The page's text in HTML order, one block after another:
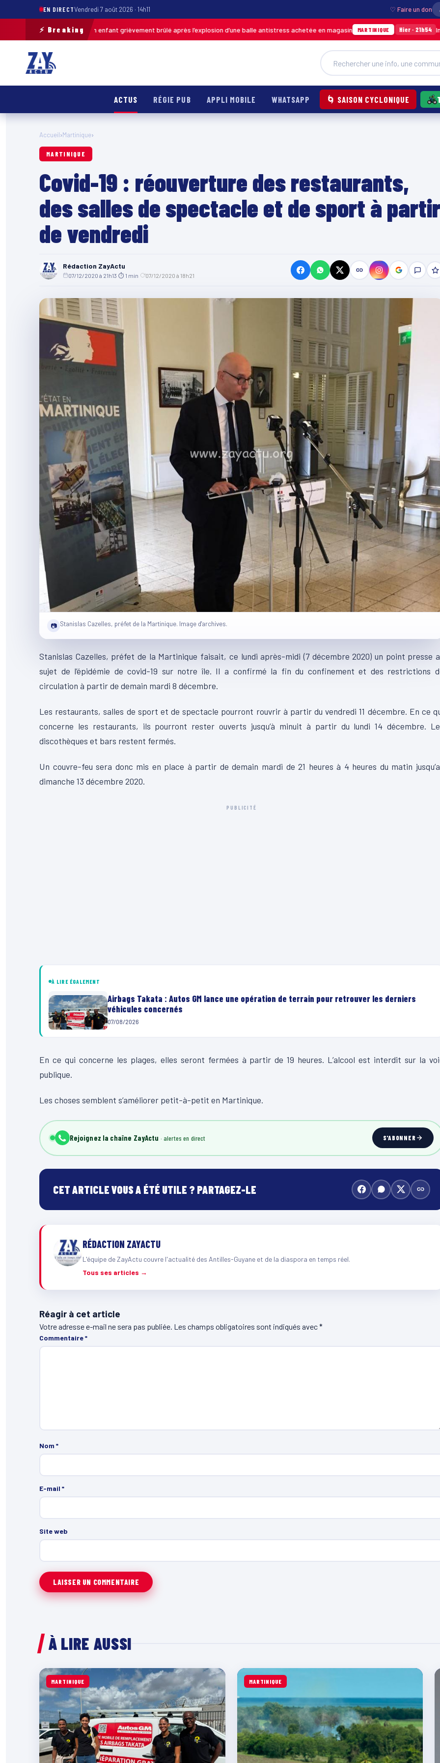
EN DIRECTVendredi 7 août 2026 · 14h11 ♡ Faire un don
⚡ Breaking
Pas-de-Calais : un enfant grièvement brûlé après l’explosion d’une balle antistress achetée en magasin MARTINIQUE Hier · 21h54 Incendie à
ACTUS RÉGIE PUB APPLI MOBILE WHATSAPP 🌀 SAISON CYCLONIQUE
Accueil›Martinique›
MARTINIQUE
Covid-19 : réouverture des restaurants,
des salles de spectacle et de sport à partir
de vendredi
Rédaction ZayActu
07/12/2020 à 21h13 ⏱ 1 min 07/12/2020 à 18h21
📷 Stanislas Cazelles, préfet de la Martinique. Image d'archives.
Stanislas Cazelles, préfet de la Martinique faisait, ce lundi après-midi (7 décembre 2020) un point presse
sujet de l’épidémie de covid-19 sur notre île. Il a confirmé la fin du confinement et des restrictions
circulation à partir de demain mardi 8 décembre.
Les restaurants, salles de sport et de spectacle pourront rouvrir à partir du vendredi 11 décembre. En ce
concerne les restaurants, ils pourront rester ouverts jusqu’à minuit à partir du lundi 14 décembre.
discothèques et bars restent fermés.
Un couvre-feu sera donc mis en place à partir de demain mardi de 21 heures à 4 heures du matin
dimanche 13 décembre 2020.
PUBLICITÉ
À LIRE ÉGALEMENT
Airbags Takata : Autos GM lance une opération de terrain pour retrouver les derniers
véhicules concernés
07/08/2026
En ce qui concerne les plages, elles seront fermées à partir de 19 heures. L’alcool est interdit sur la
publique.
Les choses semblent s’améliorer petit-à-petit en Martinique.
Rejoignez la chaîne ZayActu S'ABONNER
CET ARTICLE VOUS A ÉTÉ UTILE ? PARTAGEZ-LE
RÉDACTION ZAYACTU
L'équipe de ZayActu couvre l'actualité des Antilles-Guyane et de la diaspora en temps réel.
Tous ses articles →
Réagir à cet article
Votre adresse e-mail ne sera pas publiée. Les champs obligatoires sont indiqués avec*
Commentaire*
Nom *
E-mail *
Site web
À LIRE AUSSI
MARTINIQUE MARTINIQUE